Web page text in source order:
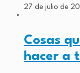
27 de julio de
Cosas
hacer a